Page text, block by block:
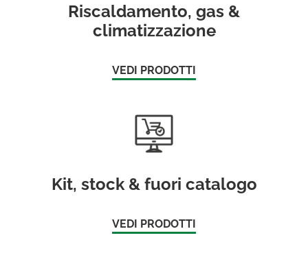
Riscaldamento, gas &
climatizzazione
VEDI PRODOTTI
Kit, stock & fuori catalogo
VEDI PRODOTTI